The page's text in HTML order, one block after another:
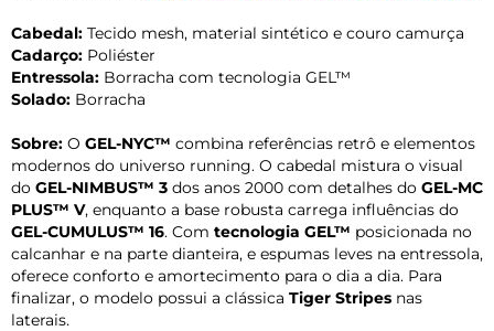
Cabedal: Tecido mesh, material sintético e couro camurça
Cadarço: Poliéster
Entressola: Borracha com tecnologia GEL™
Solado: Borracha
Sobre: O GEL-NYC™ combina referências retrô e elementos
modernos do universo running. O cabedal mistura o visual
do GEL-NIMBUS™ 3 dos anos 2000 com detalhes do GEL-MC
PLUS™ V, enquanto a base robusta carrega influências do
GEL-CUMULUS™ 16. Com tecnologia GEL™ posicionada no
calcanhar e na parte dianteira, e espumas leves na entressola,
oferece conforto e amortecimento para o dia a dia. Para
finalizar, o modelo possui a clássica Tiger Stripes nas
laterais.